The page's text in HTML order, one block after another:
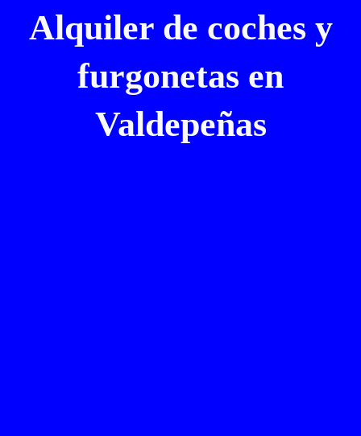
Alquiler de coches y
furgonetas en
Valdepeñas